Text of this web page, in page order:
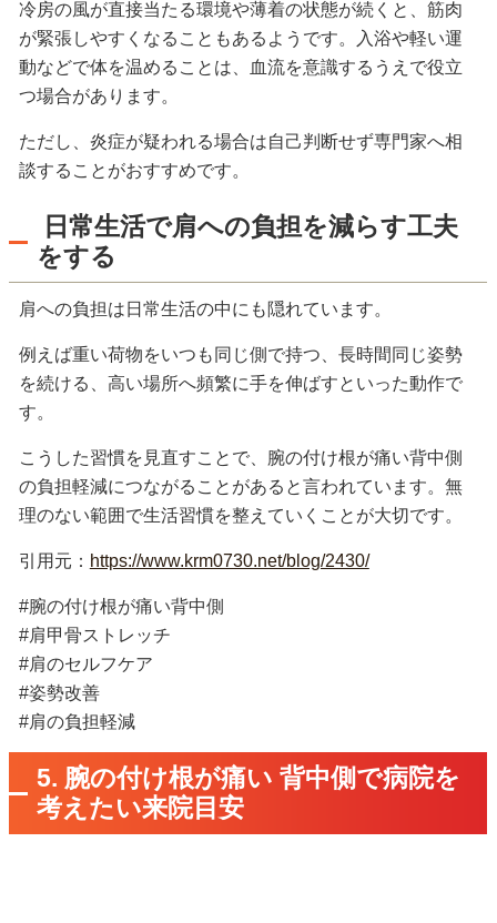
冷房の風が直接当たる環境や薄着の状態が続くと、筋肉
が緊張しやすくなることもあるようです。入浴や軽い運
動などで体を温めることは、血流を意識するうえで役立
つ場合があります。
ただし、炎症が疑われる場合は自己判断せず専門家へ相
談することがおすすめです。
日常生活で肩への負担を減らす工夫
をする
肩への負担は日常生活の中にも隠れています。
例えば重い荷物をいつも同じ側で持つ、長時間同じ姿勢
を続ける、高い場所へ頻繁に手を伸ばすといった動作で
す。
こうした習慣を見直すことで、腕の付け根が痛い背中側
の負担軽減につながることがあると言われています。無
理のない範囲で生活習慣を整えていくことが大切です。
引用元： https://www.krm0730.net/blog/2430/
#腕の付け根が痛い背中側
#肩甲骨ストレッチ
#肩のセルフケア
#姿勢改善
#肩の負担軽減
5. 腕の付け根が痛い 背中側で病院を
考えたい来院目安